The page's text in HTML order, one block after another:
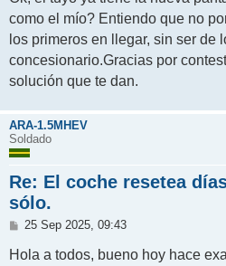
a
j
e
como el mío? Entiendo que no
los primeros en llegar, sin ser de
concesionario.Gracias por
solución que te dan.
ARA-1.5MHEV
Soldado
Re: El coche resetea
sólo.
M
n
25 Sep 2025, 09:43
Hola a todos, bueno hoy hace